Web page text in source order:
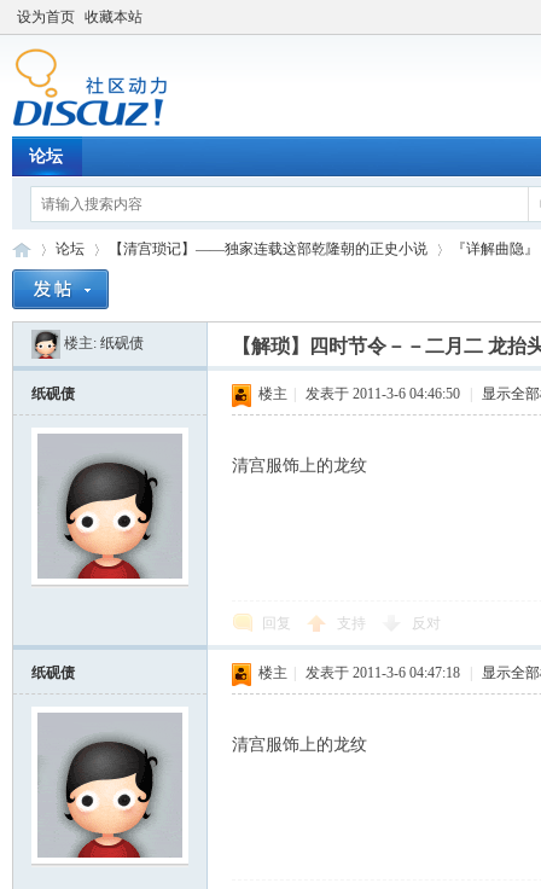
设为首页 收藏本站
论坛
»
论坛
›
【清宫琐记】——独家连载这部乾隆朝的正史小说
›
『详解曲隐』
楼主: 纸砚债 【解琐】四时节令－－二月二 龙抬
纸砚债 楼主 发表于 2011-3-6 04:46:50 显示全
清宫服饰上的龙纹
回复 支持 反对
纸砚债 楼主 发表于 2011-3-6 04:47:18 显示全
清宫服饰上的龙纹